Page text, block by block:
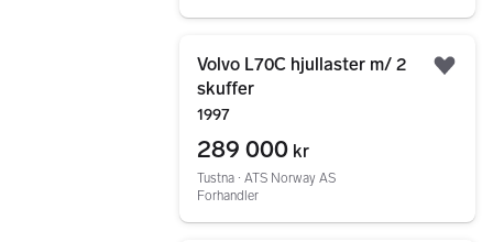
Volvo L70C hjullaster m/ 2
skuffer
1997
289 000 kr
Tustna ∙ ATS Norway AS
Forhandler